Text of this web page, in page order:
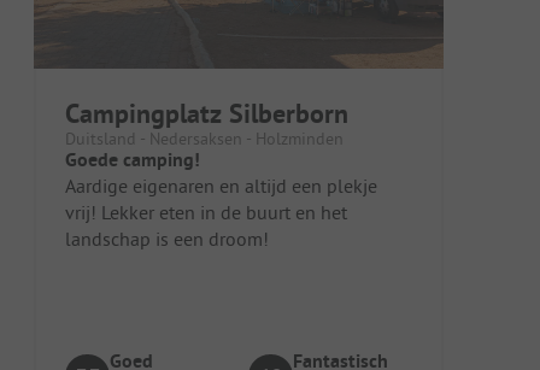
Campingplatz Silberborn
Duitsland - Nedersaksen - Holzminden
Goede camping!
Aardige eigenaren en altijd een plekje
vrij! Lekker eten in de buurt en het
landschap is een droom!
Goed Fantastisch